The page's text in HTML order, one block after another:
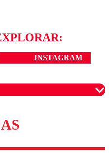
INSTAGRAM
para garantizar un